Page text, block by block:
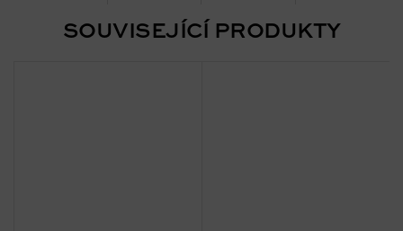
SOUVISEJÍCÍ PRODUKTY